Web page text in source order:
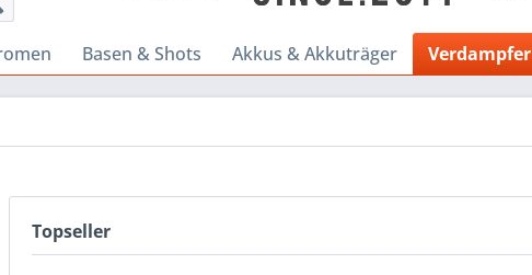
Basen & Shots Akkus & Akkuträger Verdampfer
Topseller